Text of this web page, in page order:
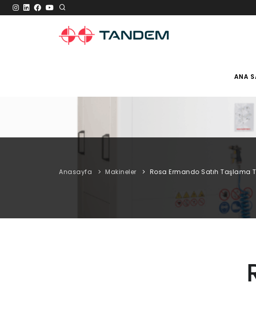
ANA
Anasayfa Makineler Rosa Ermando Satıh Taşlama